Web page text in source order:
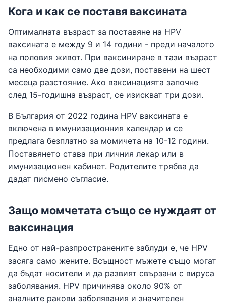
Кога и как се поставя ваксината
Оптималната възраст за поставяне на HPV
ваксината е между 9 и 14 години - преди началото
на половия живот. При ваксиниране в тази възраст
са необходими само две дози, поставени на шест
месеца разстояние. Ако ваксинацията започне
след 15-годишна възраст, се изискват три дози.
В България от 2022 година HPV ваксината е
включена в имунизационния календар и се
предлага безплатно за момичета на 10-12 години.
Поставянето става при личния лекар или в
имунизационен кабинет. Родителите трябва да
дадат писмено съгласие.
Защо момчетата също се нуждаят от
ваксинация
Едно от най-разпространените заблуди е, че HPV
засяга само жените. Всъщност мъжете също могат
да бъдат носители и да развият свързани с вируса
заболявания. HPV причинява около 90% от
аналните ракови заболявания и значителен